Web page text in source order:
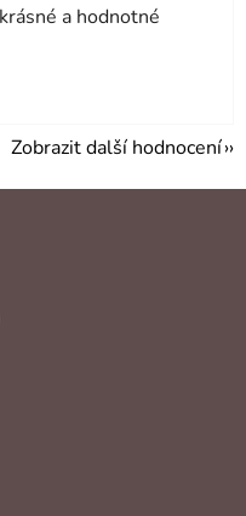
a hodnotné
Zobrazit další hodnocení